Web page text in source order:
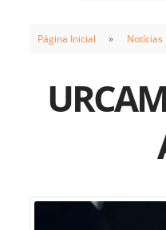
Página Inicial Notícias